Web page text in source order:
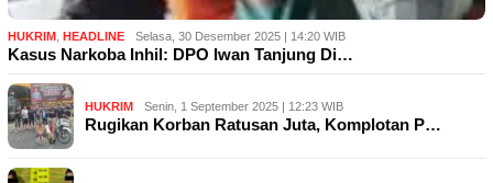
HUKRIM HEADLINE Selasa, 30 Desember 2025 | 14:20 WIB
Kasus Narkoba Inhil: DPO Iwan Tanjung Di…
HUKRIM Senin, 1 September 2025 | 12:23 WIB
Rugikan Korban Ratusan Juta, Komplotan P…